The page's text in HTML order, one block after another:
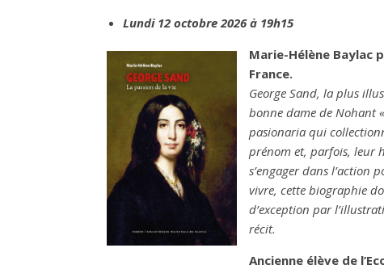
Lundi 12 octobre 2026 à 19h15
Marie-Hélène Baylac
France.
George Sand, la plus
bonne dame de Nohant
pasionaria qui
prénom et, parfois, leur
s’engager dans l’action
vivre, cette biographie
d’exception par
récit.
Ancienne élève de